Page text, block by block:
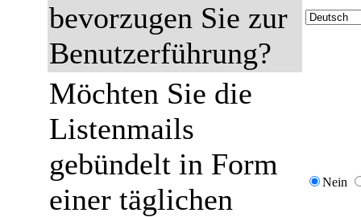
bevorzugen Sie zur
Benutzerführung?
Möchten Sie die
Listenmails
gebündelt in Form
einer täglichen
Nein